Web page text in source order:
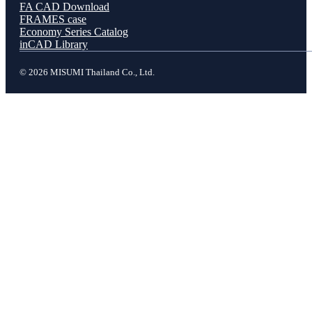
FA CAD Download
FRAMES case
Economy Series Catalog
inCAD Library
© 2026 MISUMI Thailand Co., Ltd.